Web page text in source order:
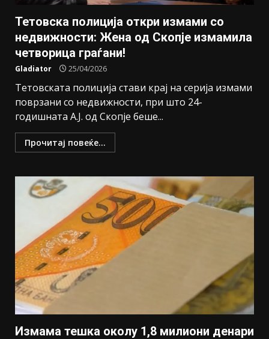
Тетовска полиција откри измами со
недвижности: Жена од Скопје измамила
четворица граѓани!
Gladiator 25/04/2026
Тетовската полиција стави крај на серија измами
поврзани со недвижности, при што 24-
годишната А.Ј. од Скопје беше...
Прочитај повеќе...
Измама тешка околу 1,8 милиони денари